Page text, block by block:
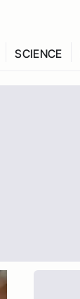
SCIENCE